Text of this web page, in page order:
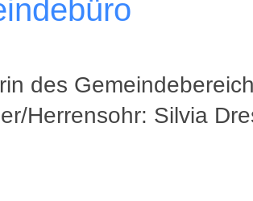
des
Herrensohr: Silvia